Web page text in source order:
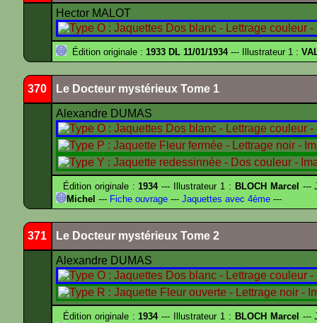
Hector MALOT
Édition originale : 1933 DL 11/01/1934--- Illustrateur 1 :
370 Le Docteur mystérieux Tome 1
Alexandre DUMAS
Édition originale :1934--- Illustrateur 1 : BLOCH Marcel ---
Michel --- Fiche ouvrage --- Jaquettes avec 4ème ---
371 Le Docteur mystérieux Tome 2
Alexandre DUMAS
Édition originale :1934--- Illustrateur 1 : BLOCH Marcel ---